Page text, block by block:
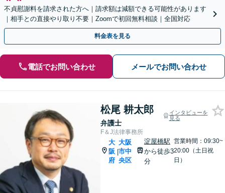
不貞慰謝料を請求された方へ｜請求額は減額できる可能性があります
｜相手との直接やり取り不要｜Zoomで初回無料相談｜全国対応
料金表を見る
電話でお問い合わせ メールでお問い合わせ
松尾 耕太郎
弁護士
インタビューを
見る
F＆J法律事務所
大
阪
府
|
大阪
市中
央区
淀屋橋駅
から徒歩3
分
営業時間：09:30~
20:00（土日祝
日）